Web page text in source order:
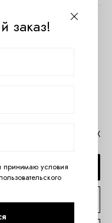
Помощь в MAX
заказ!
принимаю условия
пользовательского